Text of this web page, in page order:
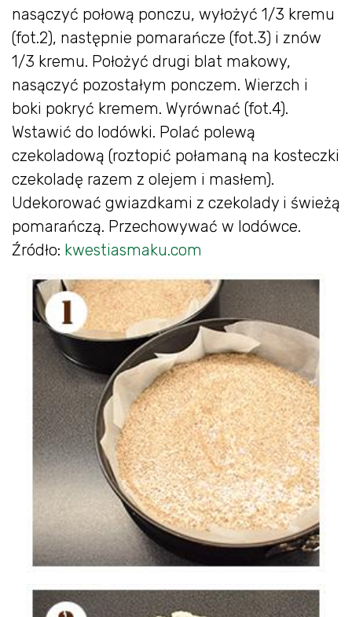
nasączyć połową ponczu, wyłożyć 1/3 kremu
(fot.2), następnie pomarańcze (fot.3) i znów
1/3 kremu. Położyć drugi blat makowy,
nasączyć pozostałym ponczem. Wierzch i
boki pokryć kremem. Wyrównać (fot.4).
Wstawić do lodówki. Polać polewą
czekoladową (roztopić połamaną na kosteczki
czekoladę razem z olejem i masłem).
Udekorować gwiazdkami z czekolady i świeżą
pomarańczą. Przechowywać w lodówce.
Źródło: kwestiasmaku.com